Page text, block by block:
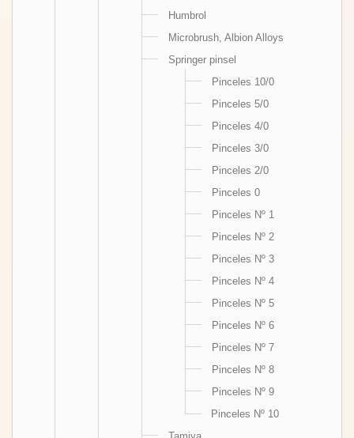
Humbrol
Microbrush, Albion Alloys
Springer pinsel
Pinceles 10/0
Pinceles 5/0
Pinceles 4/0
Pinceles 3/0
Pinceles 2/0
Pinceles 0
Pinceles Nº 1
Pinceles Nº 2
Pinceles Nº 3
Pinceles Nº 4
Pinceles Nº 5
Pinceles Nº 6
Pinceles Nº 7
Pinceles Nº 8
Pinceles Nº 9
Pinceles Nº 10